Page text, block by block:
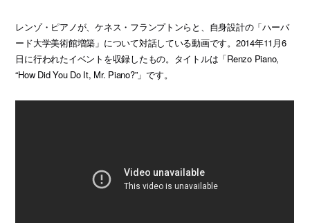
レンゾ・ピアノが、ケネス・フランプトンらと、自身設計の「ハーバ
ード大学美術館増築」について対話している動画です。2014年11月6
日に行われたイベントを収録したもの。タイトルは「Renzo Piano,
“How Did You Do It, Mr. Piano?”」です。